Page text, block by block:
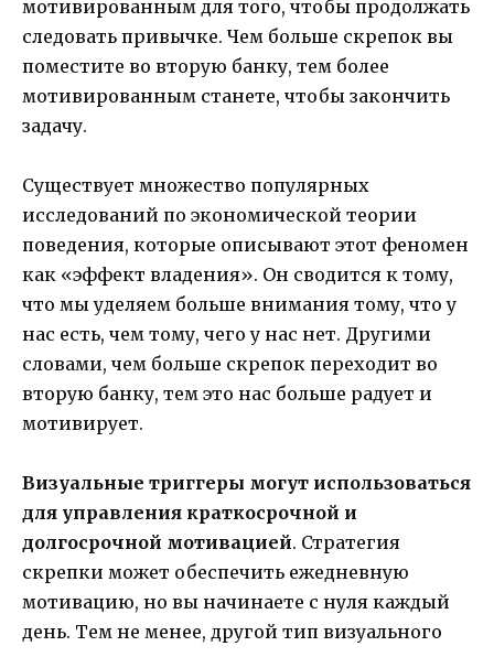
мотивированным для того, чтобы продолжать
следовать привычке. Чем больше скрепок вы
поместите во вторую банку, тем более
мотивированным станете, чтобы закончить
задачу.
Существует множество популярных
исследований по экономической теории
поведения, которые описывают этот феномен
как «эффект владения». Он сводится к тому,
что мы уделяем больше внимания тому, что у
нас есть, чем тому, чего у нас нет. Другими
словами, чем больше скрепок переходит во
вторую банку, тем это нас больше радует и
мотивирует.
Визуальные триггеры могут использоваться
для управления краткосрочной и
долгосрочной мотивацией. Стратегия
скрепки может обеспечить ежедневную
мотивацию, но вы начинаете с нуля каждый
день. Тем не менее, другой тип визуального